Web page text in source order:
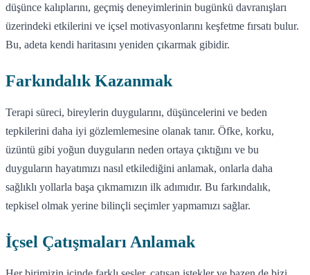
düşünce kalıplarını, geçmiş deneyimlerinin bugünkü davranışları
üzerindeki etkilerini ve içsel motivasyonlarını keşfetme fırsatı bulur.
Bu, adeta kendi haritasını yeniden çıkarmak gibidir.
Farkındalık Kazanmak
Terapi süreci, bireylerin duygularını, düşüncelerini ve beden
tepkilerini daha iyi gözlemlemesine olanak tanır. Öfke, korku,
üzüntü gibi yoğun duyguların neden ortaya çıktığını ve bu
duyguların hayatımızı nasıl etkilediğini anlamak, onlarla daha
sağlıklı yollarla başa çıkmamızın ilk adımıdır. Bu farkındalık,
tepkisel olmak yerine bilinçli seçimler yapmamızı sağlar.
İçsel Çatışmaları Anlamak